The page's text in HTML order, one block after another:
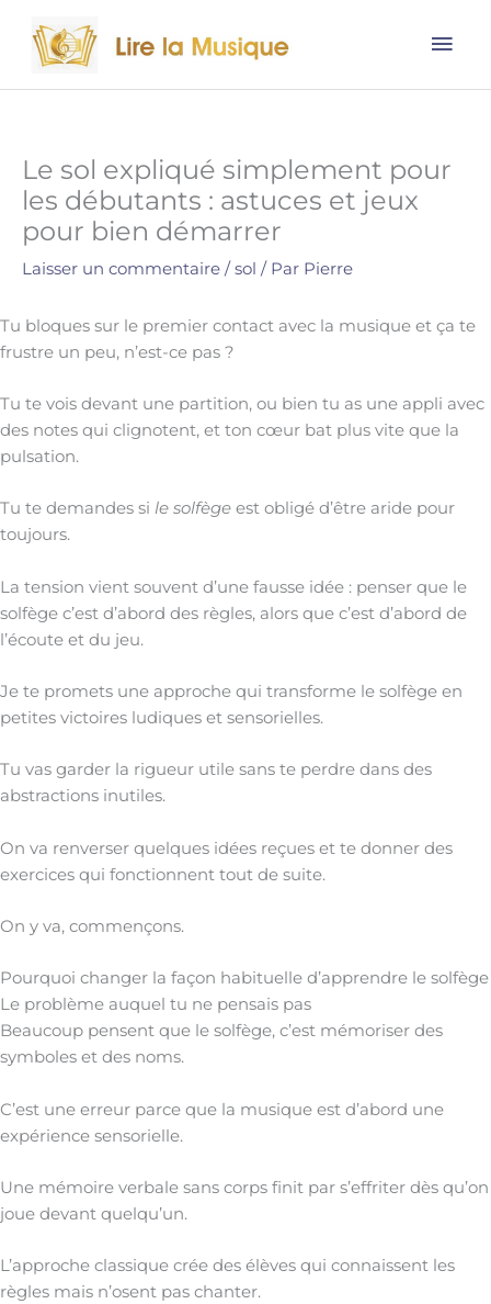
contenu
Le sol expliqué simplement pour
les débutants : astuces et jeux
pour bien démarrer
Laisser un commentaire /sol / Par Pierre
Tu bloques sur le premier contact avec la musique et ça te
frustre un peu, n’est-ce pas ?
Tu te vois devant une partition, ou bien tu as une appli avec
des notes qui clignotent, et ton cœur bat plus vite que la
pulsation.
Tu te demandes si le solfège est obligé d’être aride pour
toujours.
La tension vient souvent d’une fausse idée : penser que le
solfège c’est d’abord des règles, alors que c’est d’abord de
l’écoute et du jeu.
Je te promets une approche qui transforme le solfège en
petites victoires ludiques et sensorielles.
Tu vas garder la rigueur utile sans te perdre dans des
abstractions inutiles.
On va renverser quelques idées reçues et te donner des
exercices qui fonctionnent tout de suite.
On y va, commençons.
Pourquoi changer la façon habituelle d’apprendre le solfège
Le problème auquel tu ne pensais pas
Beaucoup pensent que le solfège, c’est mémoriser des
symboles et des noms.
C’est une erreur parce que la musique est d’abord une
expérience sensorielle.
Une mémoire verbale sans corps finit par s’effriter dès qu’on
joue devant quelqu’un.
L’approche classique crée des élèves qui connaissent les
règles mais n’osent pas chanter.